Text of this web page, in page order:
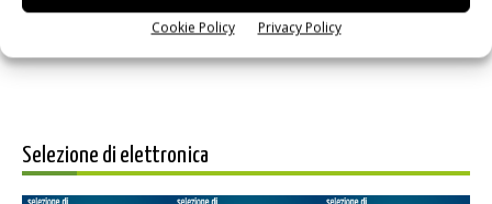
Cookie Policy Privacy Policy
Selezione di elettronica